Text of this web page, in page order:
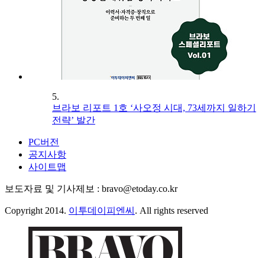
5.
브라보 리포트 1호 ‘사오정 시대, 73세까지 일하기
전략’ 발간
PC버전
공지사항
사이트맵
보도자료 및 기사제보 : bravo@etoday.co.kr
Copyright 2014. 이투데이피엔씨 . All rights reserved